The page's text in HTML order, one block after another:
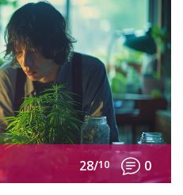
28/10 0